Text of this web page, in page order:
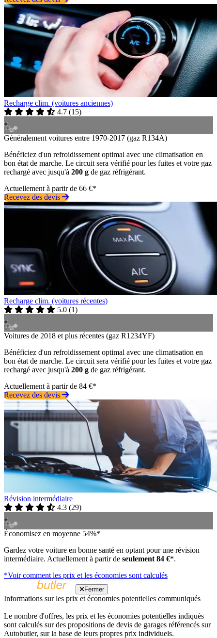
Recharge clim. (voitures anciennes)
4.7 (15)
Généralement voitures entre 1970-2017 (gaz R134A)
Bénéficiez d'un refroidissement optimal avec une climatisation en
bon état de marche. Le circuit sera vérifié pour les fuites et votre gaz
rechargé avec jusqu'à 200 g de gaz réfrigérant.
Actuellement à partir de 66 €*
Recevez des devis
Recharge clim. (voitures récentes)
5.0 (1)
Voitures de 2018 et plus récentes (gaz R1234YF)
Bénéficiez d'un refroidissement optimal avec une climatisation en
bon état de marche. Le circuit sera vérifié pour les fuites et votre gaz
rechargé avec jusqu'à 200 g de gaz réfrigérant.
Actuellement à partir de 84 €*
Recevez des devis
Révision intermédiaire
4.3 (29)
Économisez en moyenne 54%*
Gardez votre voiture en bonne santé en optant pour une révision
intermédiaire. Actuellement à partir de seulement 84 €*.
*Voir comment les prix et les économies sont calculés
Fermer
Informations sur les prix et économies potentielles communiqués
Le nombre d'offres, les prix et les économies potentielles indiqués
sont calculés sur des propositions de devis de garages référencés sur
Autobutler, sur la base de leurs propres prix individuels.